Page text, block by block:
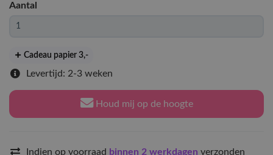
Aantal
Cadeau papier 3,-
Levertijd: 2-3 weken
Houd mij op de hoogte
Indien op voorraad binnen 2 werkdagen verzonden